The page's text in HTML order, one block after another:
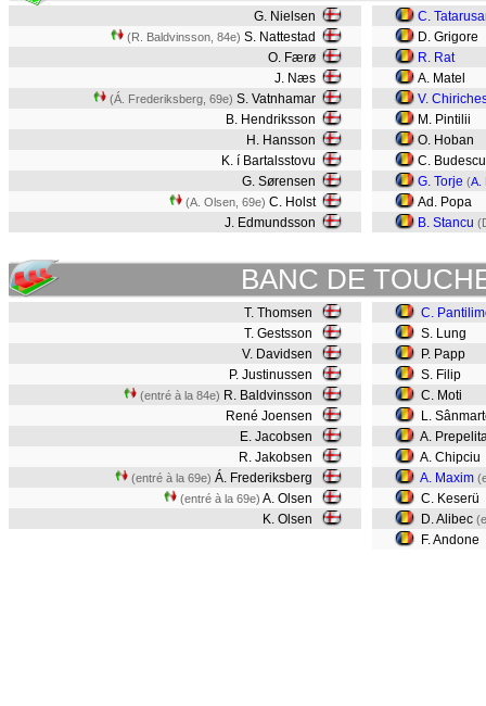
G. Nielsen
(R. Baldvinsson, 84e) S. Nattestad
O. Færø
J. Næs
(Á. Frederiksberg, 69e) S. Vatnhamar
B. Hendriksson
H. Hansson
K. í Bartalsstovu
G. Sørensen
(A. Olsen, 69e) C. Holst
J. Edmundsson
C.
D. Grigore
R. Rat
A. Matel
V.
M. Pintilii
O. Hoban
C.
G. Torje (A.
Ad. Popa
B. Stancu
BANC DE
T. Thomsen
T. Gestsson
V. Davidsen
P. Justinussen
(entré à la 84e) R. Baldvinsson
René Joensen
E. Jacobsen
R. Jakobsen
(entré à la 69e) Á. Frederiksberg
(entré à la 69e) A. Olsen
K. Olsen
C.
S. Lung
P. Papp
S. Filip
C. Moti
L.
A.
A. Chipciu
A. Maxim
C. Keserü
D. Alibec
F. Andone